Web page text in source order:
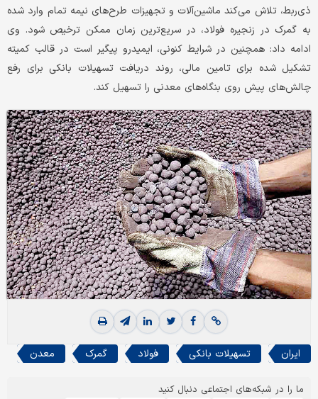
ذی‌ربط، تلاش می‌کند ماشین‌آلات و تجهیزات طرح‌های نیمه تمام وارد شده
به گمرک در زنجیره فولاد، در سریع‌ترین زمان ممکن ترخیص شود. وی
ادامه داد: همچنین در شرایط کنونی، ایمیدرو پیگیر است در قالب کمیته
تشکیل شده برای تامین مالی، روند دریافت تسهیلات بانکی برای رفع
چالش‌های پیش روی بنگاه‌های معدنی را تسهیل کند.
ایران تسهیلات بانکی فولاد گمرک معدن
ما را در شبکه‌های اجتماعی دنبال کنید